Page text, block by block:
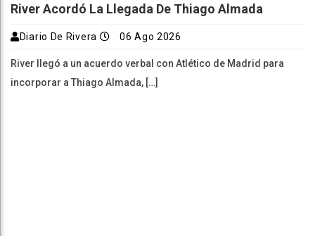
River Acordó La Llegada De Thiago Almada
Diario De Rivera 06 Ago 2026
River llegó a un acuerdo verbal con Atlético de Madrid para
incorporar a Thiago Almada, […]